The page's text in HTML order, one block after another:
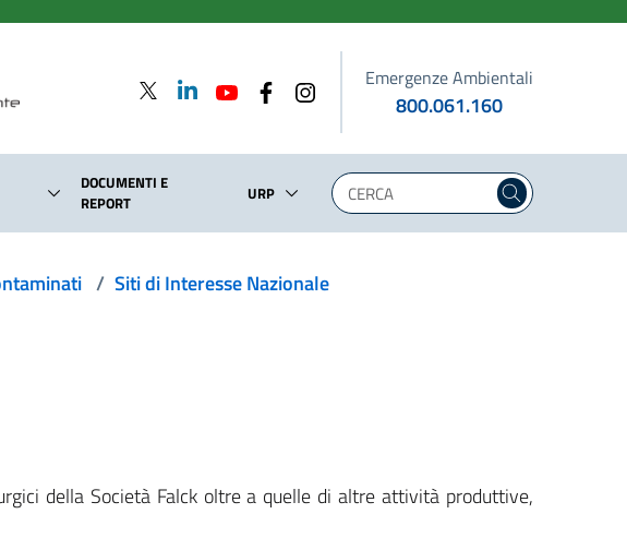
Emergenze Ambientali
800.061.160
DOCUMENTI E
REPORT
URP
/ Siti di Interesse Nazionale
della Società Falck oltre a quelle di altre attività produttive,